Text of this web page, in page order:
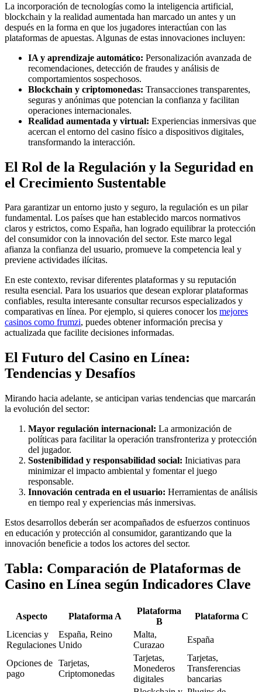
La incorporación de tecnologías como la inteligencia artificial,
blockchain y la realidad aumentada han marcado un antes y un
después en la forma en que los jugadores interactúan con las
plataformas de apuestas. Algunas de estas innovaciones incluyen:
IA y aprendizaje automático: Personalización avanzada de
recomendaciones, detección de fraudes y análisis de
comportamientos sospechosos.
Blockchain y criptomonedas: Transacciones transparentes,
seguras y anónimas que potencian la confianza y facilitan
operaciones internacionales.
Realidad aumentada y virtual: Experiencias inmersivas que
acercan el entorno del casino físico a dispositivos digitales,
transformando la interacción.
El Rol de la Regulación y la Seguridad en
el Crecimiento Sustentable
Para garantizar un entorno justo y seguro, la regulación es un pilar
fundamental. Los países que han establecido marcos normativos
claros y estrictos, como España, han logrado equilibrar la protección
del consumidor con la innovación del sector. Este marco legal
afianza la confianza del usuario, promueve la competencia leal y
previene actividades ilícitas.
En este contexto, revisar diferentes plataformas y su reputación
resulta esencial. Para los usuarios que desean explorar plataformas
confiables, resulta interesante consultar recursos especializados y
comparativas en línea. Por ejemplo, si quieres conocer los mejores
casinos como frumzi, puedes obtener información precisa y
actualizada que facilite decisiones informadas.
El Futuro del Casino en Línea:
Tendencias y Desafíos
Mirando hacia adelante, se anticipan varias tendencias que marcarán
la evolución del sector:
Mayor regulación internacional: La armonización de
políticas para facilitar la operación transfronteriza y protección
del jugador.
Sostenibilidad y responsabilidad social: Iniciativas para
minimizar el impacto ambiental y fomentar el juego
responsable.
Innovación centrada en el usuario: Herramientas de análisis
en tiempo real y experiencias más inmersivas.
Estos desarrollos deberán ser acompañados de esfuerzos continuos
en educación y protección al consumidor, garantizando que la
innovación beneficie a todos los actores del sector.
Tabla: Comparación de Plataformas de
Casino en Línea según Indicadores Clave
Aspecto Plataforma A
Plataforma
B
Plataforma C
Licencias y
Regulaciones
España, Reino
Unido
Malta,
Curazao
España
Opciones de
pago
Tarjetas,
Criptomonedas
Tarjetas,
Monederos
digitales
Tarjetas,
Transferencias
bancarias